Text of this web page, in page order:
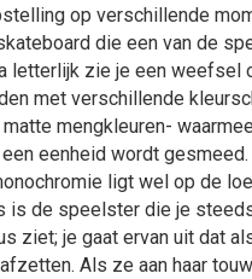
op verschillende
die een van de
letterlijk zie je een weefsel
met verschillende
mengkleuren-
eenheid wordt
ligt wel op de
is de speelster die je
ziet; je gaat ervan uit dat
Als ze aan haar